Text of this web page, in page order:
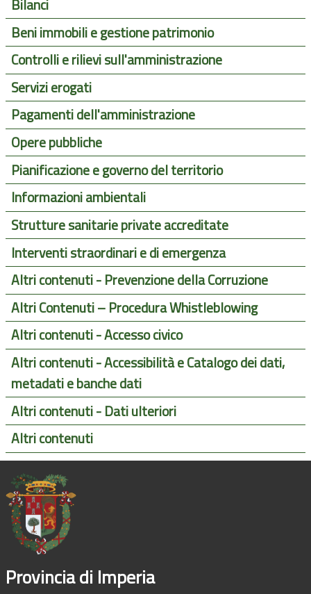
Bilanci
Beni immobili e gestione patrimonio
Controlli e rilievi sull'amministrazione
Servizi erogati
Pagamenti dell'amministrazione
Opere pubbliche
Pianificazione e governo del territorio
Informazioni ambientali
Strutture sanitarie private accreditate
Interventi straordinari e di emergenza
Altri contenuti - Prevenzione della Corruzione
Altri Contenuti – Procedura Whistleblowing
Altri contenuti - Accesso civico
Altri contenuti - Accessibilità e Catalogo dei dati,
metadati e banche dati
Altri contenuti - Dati ulteriori
Altri contenuti
Provincia di Imperia